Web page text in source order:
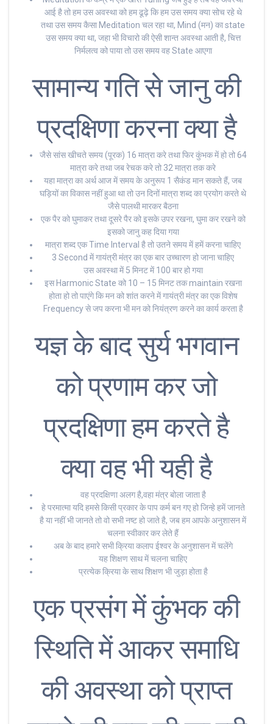
आई है तो हम उस अवस्था को हम ढूढ़े कि हम उस समय क्या सोच रहे थे
तथा उस समय कैसा Meditation चल रहा था, Mind (मन) का state
उस समय क्या था, जहा भी विचारो की ऐसी शान्त अवस्था आती है, चित्त
निर्मलत्व को पाया तो उस समय वह State आएगा
सामान्य गति से जानु की
प्रदक्षिणा करना क्या है
जैसे सांस खीचते समय (पूरक) 16 मात्रा करे तथा फिर कुंभक में हो तो 64
मात्रा करे तथा जब रेचक करे तो 32 मात्रा तक करे
यहा मात्रा का अर्थ आज में समय के अनुरूप 1 सैकंड मान सकते हैं, जब
घड़ियों का विकास नहीं हुआ था तो उन दिनों मात्रा शब्द का प्रयोग करते थे
जैसे पालथी मारकर बैठना
एक पैर को घुमाकर तथा दूसरे पैर को इसके उपर रखना, घुमा कर रखने को
इसको जानु कह दिया गया
मात्रा शब्द एक Time Interval है तो उतने समय में हमें करना चाहिए
3 Second में गायंत्री मंत्र का एक बार उच्चारण हो जाना चाहिए
उस अवस्था में 5 मिनट में 100 बार हो गया
इस Harmonic State को 10 – 15 मिनट तक maintain रखना
होता हो तो पाएंगे कि मन को शांत करने में गायंत्री मंत्र का एक विशेष
Frequency से जप करना भी मन को नियंत्रण करने का कार्य करता है
यज्ञ के बाद सुर्य भगवान
को प्रणाम कर जो
प्रदक्षिणा हम करते है
क्या वह भी यही है
वह प्रदक्षिणा अलग है,वहा मंत्र बोला जाता है
हे परमात्मा यदि हमसे किसी प्रकार के पाप कर्म बन गए हो जिन्हे हमें जानते
है या नहीं भी जानते तो वो सभी नष्ट हो जाते है, जब हम आपके अनुशासन में
चलना स्वीकार कर लेते हैं
अब के बाद हमारे सभी क्रिया कलाप ईश्वर के अनुशासन में चलेंगे
यह शिक्षण साथ में चलना चाहिए
प्रत्येक क्रिया के साथ शिक्षण भी जुड़ा होता है
एक प्रसंग में कुंभक की
स्थिति में आकर समाधि
की अवस्था को प्राप्त